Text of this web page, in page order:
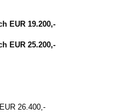
EUR 19.200,-
EUR 25.200,-
26.400,-